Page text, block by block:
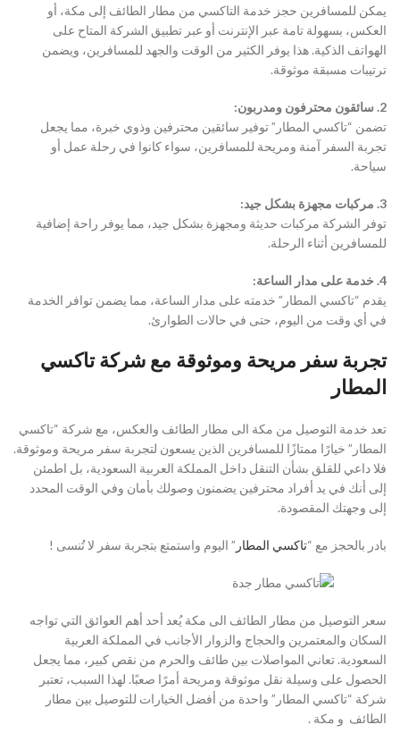
يمكن للمسافرين حجز خدمة التاكسي من مطار الطائف إلى مكة، أو
العكس، بسهولة تامة عبر الإنترنت أو عبر تطبيق الشركة المتاح على
الهواتف الذكية. هذا يوفر الكثير من الوقت والجهد للمسافرين، ويضمن
ترتيبات مسبقة موثوقة.
2. سائقون محترفون ومدربون:
تضمن “تاكسي المطار” توفير سائقين محترفين وذوي خبرة، مما يجعل
تجربة السفر آمنة ومريحة للمسافرين، سواء كانوا في رحلة عمل أو
سياحة.
3. مركبات مجهزة بشكل جيد:
توفر الشركة مركبات حديثة ومجهزة بشكل جيد، مما يوفر راحة إضافية
للمسافرين أثناء الرحلة.
4. خدمة على مدار الساعة:
يقدم “تاكسي المطار” خدمته على مدار الساعة، مما يضمن توافر الخدمة
في أي وقت من اليوم، حتى في حالات الطوارئ.
تجربة سفر مريحة وموثوقة مع شركة تاكسي
المطار
تعد خدمة التوصيل من مكة الى مطار الطائف والعكس، مع شركة “تاكسي
المطار” خيارًا ممتازًا للمسافرين الذين يسعون لتجربة سفر مريحة وموثوقة.
فلا داعي للقلق بشأن التنقل داخل المملكة العربية السعودية، بل اطمئن
إلى أنك في يد أفراد محترفين يضمنون وصولك بأمان وفي الوقت المحدد
إلى وجهتك المقصودة.
بادر بالحجز مع “تاكسي المطار ” اليوم واستمتع بتجربة سفر لا تُنسى !
سعر التوصيل من مطار الطائف الى مكة يُعد أحد أهم العوائق التي تواجه
السكان والمعتمرين والحجاج والزوار الأجانب في المملكة العربية
السعودية. تعاني المواصلات بين طائف والحرم من نقص كبير، مما يجعل
الحصول على وسيلة نقل موثوقة ومريحة أمرًا صعبًا. لهذا السبب، تعتبر
شركة “تاكسي المطار” واحدة من أفضل الخيارات للتوصيل بين مطار
الطائف و مكة .